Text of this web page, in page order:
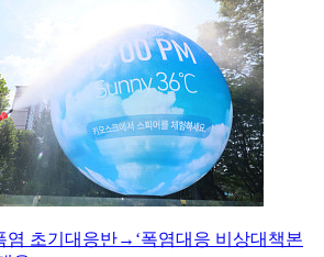
염 초기대응반→‘폭염대응 비상대책본